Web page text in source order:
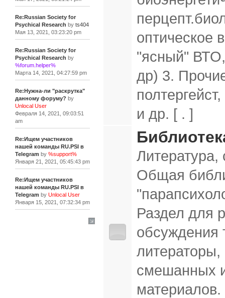
Re:Russian Society for
Psychical Research by ts404
Мая 13, 2021, 03:23:20 pm
Re:Russian Society for
Psychical Research by
%forum.helper%
Марта 14, 2021, 04:27:59 pm
Re:Нужна-ли "раскрутка"
данному форуму? by
Unlocal User
Февраля 14, 2021, 09:03:51
am
Re:Ищем участников
нашей команды RU.PSI в
Telegram by %support%
Января 21, 2021, 05:45:43 pm
Re:Ищем участников
нашей команды RU.PSI в
Telegram by Unlocal User
Января 15, 2021, 07:32:34 pm
оптическое
"ясный"
др) 3.
и др. [ . ]
Литература,
Общая
Раздел для
обсуждения
литераторы,
смешанных
материалов.